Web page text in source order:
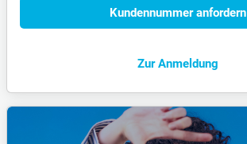
Kundennummer anfordern
Zur Anmeldung